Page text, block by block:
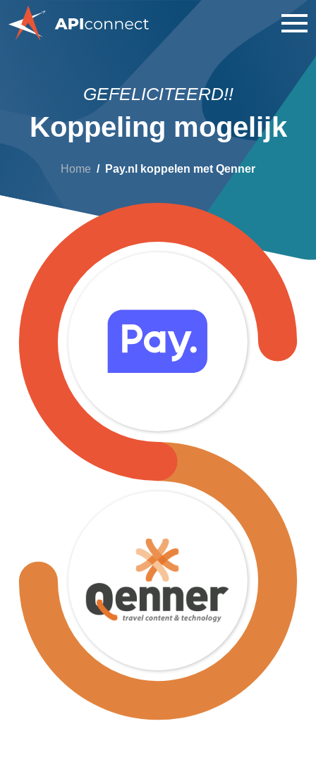
GEFELICITEERD!!
Koppeling mogelijk
Home Pay.nl koppelen met Qenner